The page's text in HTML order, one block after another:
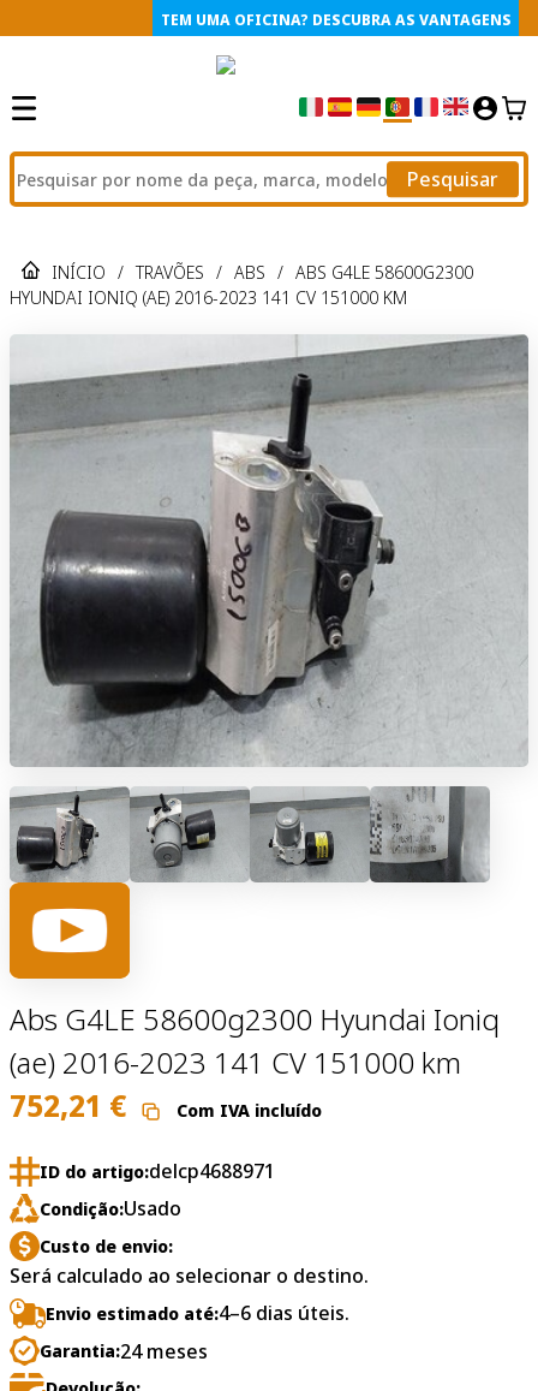
TEM UMA OFICINA? DESCUBRA AS VANTAGENS
Pesquisar
INÍCIO / TRAVÕES / ABS / ABS G4LE 58600G2300
HYUNDAI IONIQ (AE) 2016-2023 141 CV 151000 KM
Abs G4LE 58600g2300 Hyundai Ioniq
(ae) 2016-2023 141 CV 151000 km
752,21 € Com IVA incluído
ID do artigo:delcp4688971
Condição:Usado
Custo de envio:
Será calculado ao selecionar o destino.
Envio estimado até:4–6 dias úteis.
Garantia:24 meses